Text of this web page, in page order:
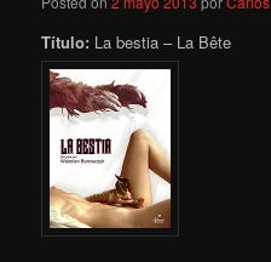
Título: La bestia – La Bête